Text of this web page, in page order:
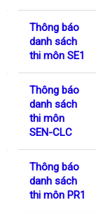
Thông báo
danh sách
thi môn SE1
Thông báo
danh sách
thi môn
SEN-CLC
Thông báo
danh sách
thi môn PR1